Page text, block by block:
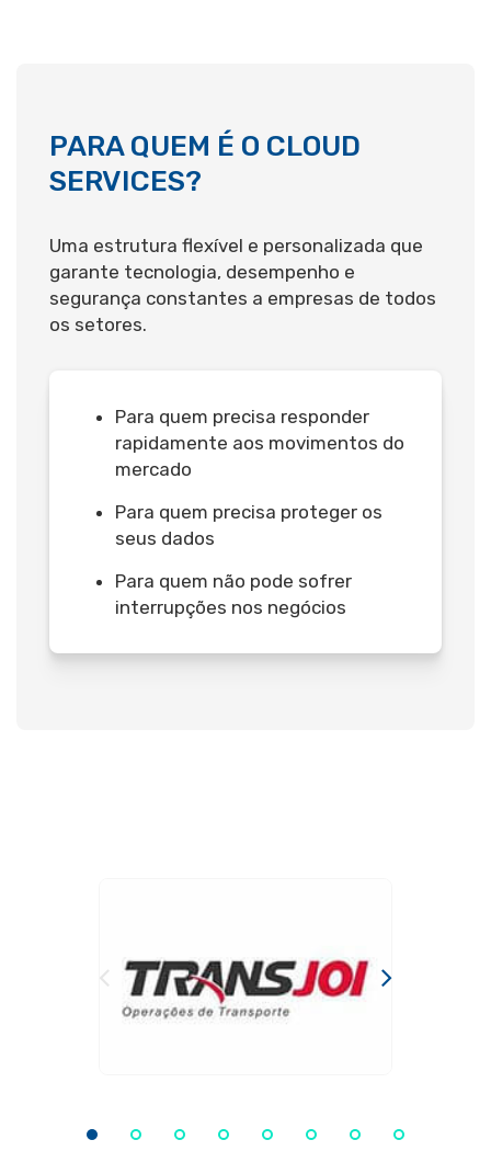
PARA QUEM É O CLOUD
SERVICES?
Uma estrutura flexível e personalizada que
garante tecnologia, desempenho e
segurança constantes a empresas de todos
os setores.
Para quem precisa responder
rapidamente aos movimentos do
mercado
Para quem precisa proteger os
seus dados
Para quem não pode sofrer
interrupções nos negócios